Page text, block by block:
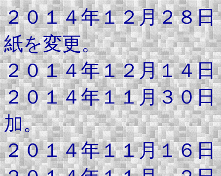
２０１４年１２月２８
紙を変更。
２０１４年１２月１４
２０１４年１１月３０
加。
２０１４年１１月１６